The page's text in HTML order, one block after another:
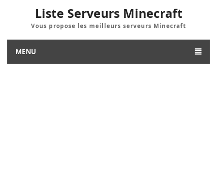
Liste Serveurs Minecraft
Vous propose les meilleurs serveurs Minecraft
MENU